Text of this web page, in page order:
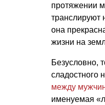
протяжении
транслируют
она
жизни на
Безусловно,
сладостного
между
именуемая